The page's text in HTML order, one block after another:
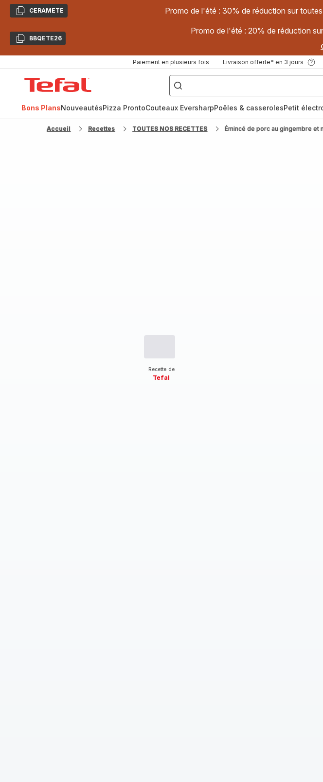
CopierCERAMETE Promo de l'été : 30% de réduction sur
CopierBBQETE26
Promo de l'été : 20% de réduction
Paiement en plusieurs fois Livraison offerte* en 3 jours
["Poêles
inox,
Cake
Factory,
Bons PlansNouveautésPizza ProntoCouteaux EversharpPoêles & casserolesPetit
Accueil Recettes TOUTES NOS RECETTES Émincé de porc au gingembre et
Recette de
Tefal